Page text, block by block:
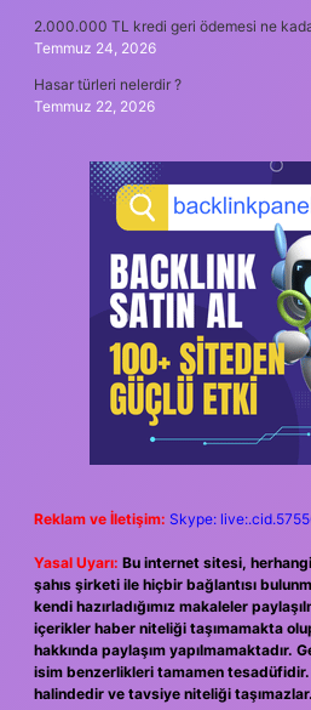
2.000.000 TL kredi geri ödemesi ne
Temmuz 24, 2026
Hasar türleri nelerdir ?
Temmuz 22, 2026
Reklam ve İletişim: Skype:
Yasal Uyarı: Bu internet sitesi,
şahıs şirketi ile hiçbir bağlantısı
kendi hazırladığımız makaleler
içerikler haber niteliği taşımamakta
hakkında paylaşım yapılmamaktadır.
isim benzerlikleri tamamen
halindedir ve tavsiye niteliği taşımazlar.